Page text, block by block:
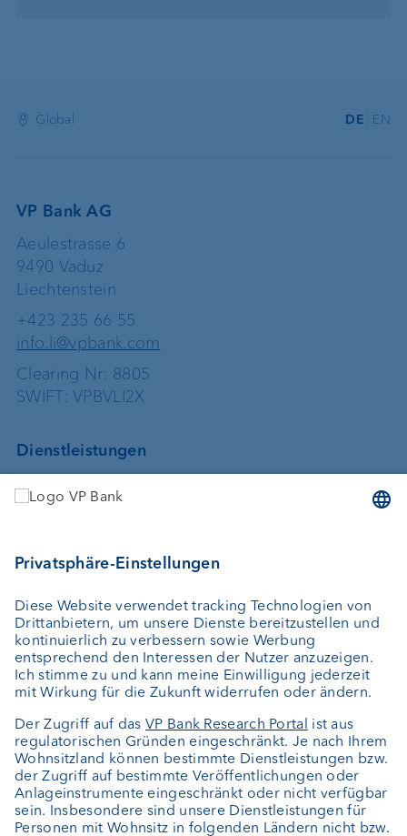
Global DE EN
VP Bank AG
Aeulestrasse 6
9490 Vaduz
Liechtenstein
+423 235 66 55
info.li@vpbank.com
Clearing Nr: 8805
SWIFT: VPBVLI2X
Dienstleistungen
Vermögensverwaltung
Depotbank
Externer Vermögensverwalter
Private Label Fonds
Investment Consulting
Über uns
Jobs
News
Downloads
Kundenfeedback
Kontakt